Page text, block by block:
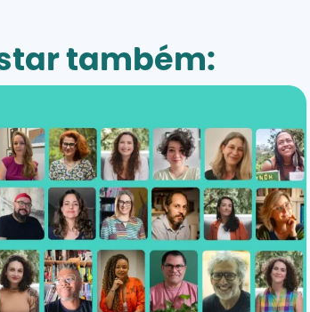
também: